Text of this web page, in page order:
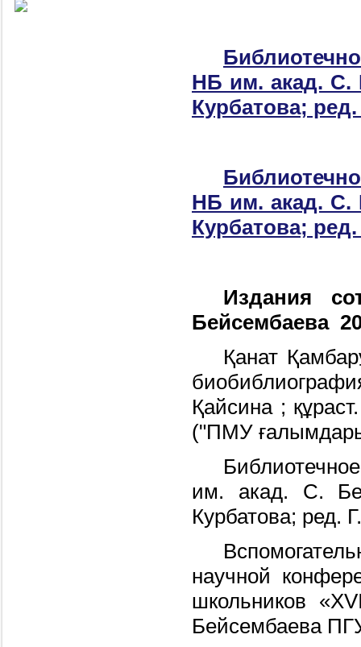
НБ им. акад. С.
Курбатова;
НБ им. акад. С.
Курбатова;
Издания
Бейсембаева
Қанат
Қайсина ;
("ПМУ
им. акад. С.
Курбатова; ред.
научной
школьников
Бейсембаева